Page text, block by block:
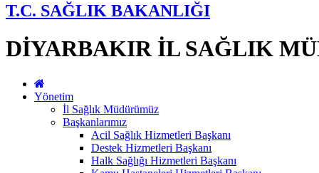
T.C. SAĞLIK BAKANLIĞI
DİYARBAKIR İL SAĞLIK
Yönetim
İl Sağlık Müdürümüz
Başkanlarımız
Acil Sağlık Hizmetleri Başkanı
Destek Hizmetleri Başkanı
Halk Sağlığı Hizmetleri Başkanı